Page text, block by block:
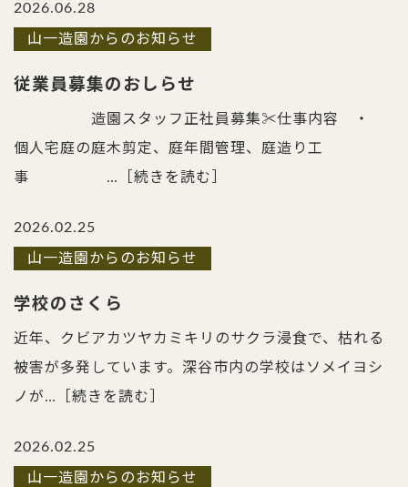
2026.06.28
山一造園からのお知らせ
従業員募集のおしらせ
造園スタッフ正社員募集✂仕事内容 ・
個人宅庭の庭木剪定、庭年間管理、庭造り工
事 …
［続きを読む］
2026.02.25
山一造園からのお知らせ
学校のさくら
近年、クビアカツヤカミキリのサクラ浸食で、枯れる
被害が多発しています。深谷市内の学校はソメイヨシ
ノが…
［続きを読む］
2026.02.25
山一造園からのお知らせ